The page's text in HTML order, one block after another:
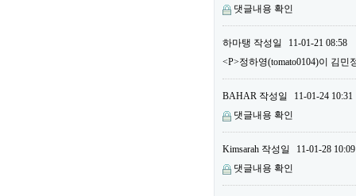
댓글내용 확인
하마탱 작성일
11-01-21 08:58
<P>정하영(tomato0104)이 김
BAHAR 작성일
11-01-24 10:31
댓글내용 확인
Kimsarah 작성일
11-01-28 10:09
댓글내용 확인